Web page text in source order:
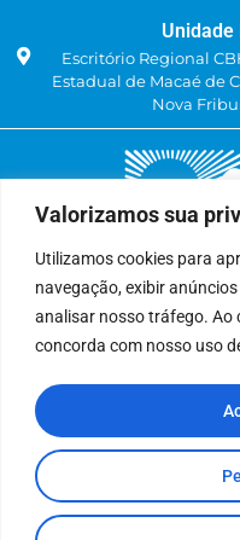
Valorizamos sua
Utilizamos cookies para
navegação, exibir
analisar nosso tráfego. Ao
concorda com nosso uso
Unidade
Escritório Regional
Estadual de Macaé de
Nova
Rua: Avenida
Bairro:
São